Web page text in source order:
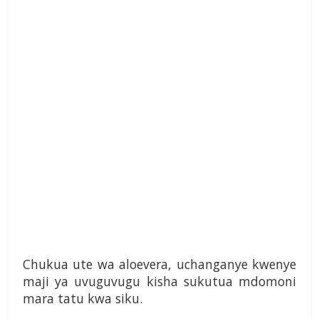
Chukua ute wa aloevera, uchanganye kwenye
maji ya uvuguvugu kisha sukutua mdomoni
mara tatu kwa siku.